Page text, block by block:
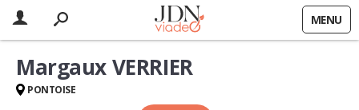
MENU
Margaux VERRIER
PONTOISE